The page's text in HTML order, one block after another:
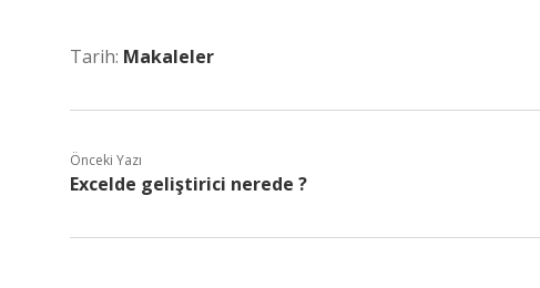
Tarih: Makaleler
Önceki Yazı
Excelde geliştirici nerede ?